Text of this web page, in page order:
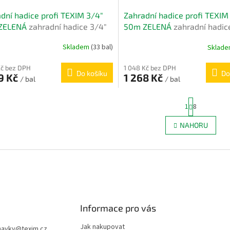
hadice profi TEXIM 3/4"
zahradní hadice 3/4"
Skladem (33 bal)
bez DPH
Kč / bal
Do košíku
Zahradní hadice profi
50m ZELENÁ zahradní
1 048 Kč bez DPH
1 268 Kč / bal
O
v
á
t
r
á
n
1 8
NAHORU
Informace pro vás
Jak nakupovat